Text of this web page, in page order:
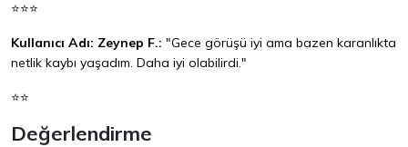
⭐⭐⭐
Kullanıcı Adı: Zeynep F.: "Gece görüşü iyi ama bazen karanlıkta
netlik kaybı yaşadım. Daha iyi olabilirdi."
⭐⭐
Değerlendirme